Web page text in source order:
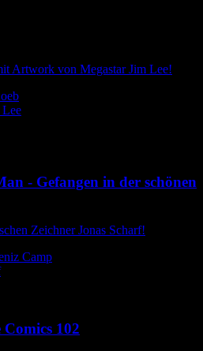
Artwork von Megastar Jim Lee!
Lee
- Gefangen in der schönen
Zeichner Jonas Scharf!
Camp
102